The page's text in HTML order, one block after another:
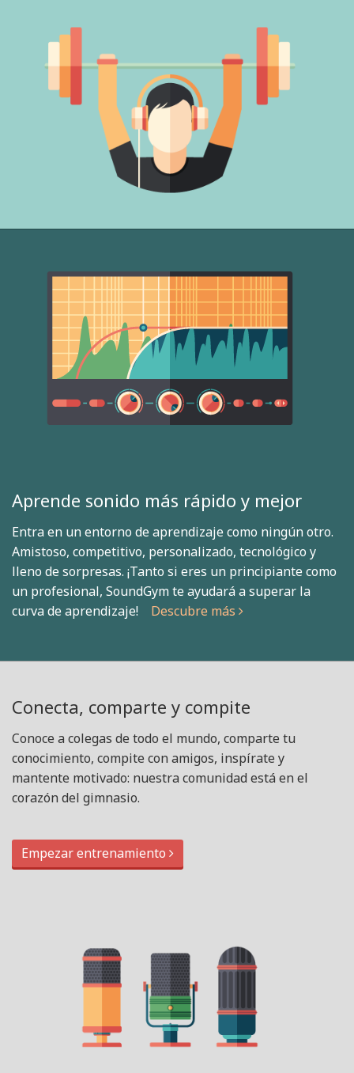
Aprende sonido más rápido y mejor
Entra en un entorno de aprendizaje como ningún otro.
Amistoso, competitivo, personalizado, tecnológico y
lleno de sorpresas. ¡Tanto si eres un principiante como
un profesional, SoundGym te ayudará a superar la
curva de aprendizaje! Descubre más
Conecta, comparte y compite
Conoce a colegas de todo el mundo, comparte tu
conocimiento, compite con amigos, inspírate y
mantente motivado: nuestra comunidad está en el
corazón del gimnasio.
Empezar entrenamiento